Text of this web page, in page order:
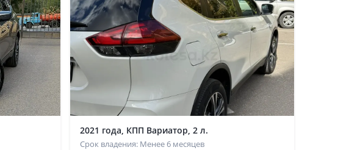
2021 года, КПП Вариатор, 2 л.
Срок владения: Менее 6 месяцев